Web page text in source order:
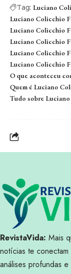
Tag: Luciano
Luciano Colicchio
Luciano Colicchio
Luciano Colicchio
Luciano Colicchio
Luciano Colicchio
O que aconteceu
Quem é Luciano
Tudo sobre
RevistaVida: Mais
notícias te
análises profundas